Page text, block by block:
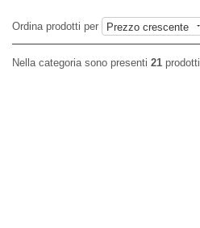
Ordina prodotti per Prezzo crescente
Nella categoria sono presenti 21 prodotti